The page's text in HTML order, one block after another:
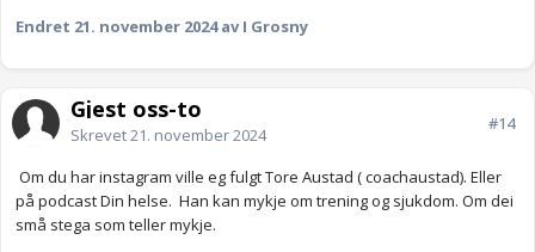
Endret 21. november 2024av I Grosny
Gjest oss-to
Skrevet21. november 2024
#14
Om du har instagram ville eg fulgt Tore Austad ( coachaustad). Eller
på podcast Din helse. Han kan mykje om trening og sjukdom. Om dei
små stega som teller mykje.